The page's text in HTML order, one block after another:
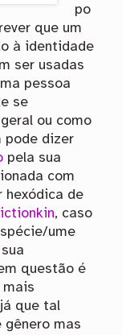
po
que um
à identidade
ser usadas
pessoa
se
ou como
pode dizer
pela sua
com
hexódica de
, caso
ume
questão é
que tal
mas